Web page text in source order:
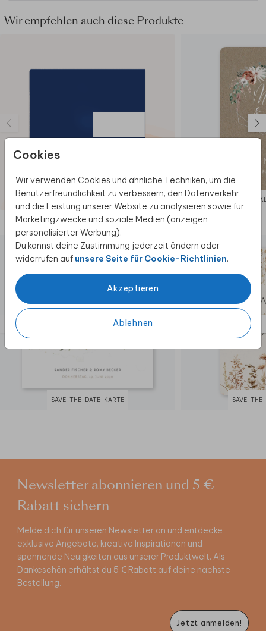
Cookies
Wir verwenden Cookies und ähnliche Techniken, um die
Benutzerfreundlichkeit zu verbessern, den Datenverkehr
und die Leistung unserer Website zu analysieren sowie für
Marketingzwecke und soziale Medien (anzeigen
personalisierter Werbung).
Du kannst deine Zustimmung jederzeit ändern oder
widerrufen auf unsere Seite für Cookie-Richtlinien.
Akzeptieren
Ablehnen
möchtest, wähle eine Karte im Kraftpapier-
Wir empfehlen auch diese Produkte
Diese Produkte könnten dir auch gefallen
SAVE-THE-DATE-KARTE SAVE-
Newsletter abonnieren und 5 €
Rabatt sichern
Melde dich für unseren Newsletter an und entdecke
exklusive Angebote, kreative Inspirationen und
spannende Neuigkeiten aus unserer Produktwelt. Als
Dankeschön erhältst du 5 € Rabatt auf deine nächste
Bestellung.
Jetzt anmelden!